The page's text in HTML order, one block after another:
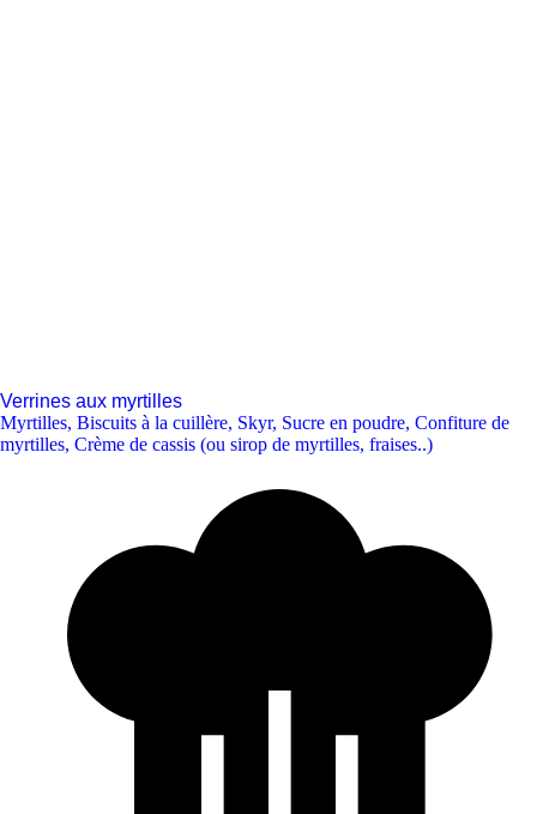
Verrines aux myrtilles
Myrtilles, Biscuits à la cuillère, Skyr, Sucre en poudre, Confiture de
myrtilles, Crème de cassis (ou sirop de myrtilles, fraises..)